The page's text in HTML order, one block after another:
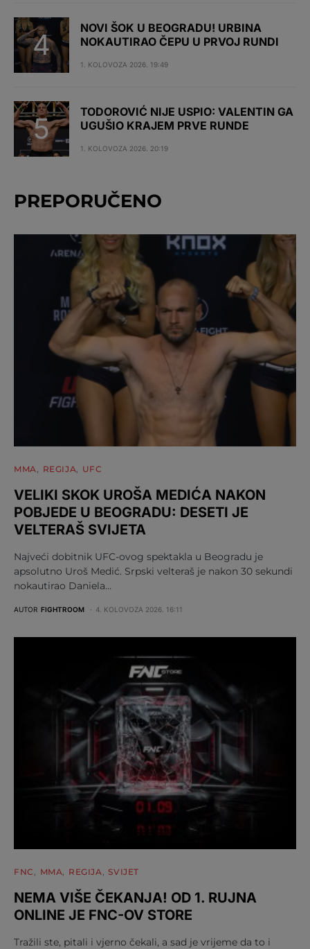
NOVI ŠOK U BEOGRADU! URBINA
NOKAUTIRAO ČEPU U PRVOJ RUNDI
1. KOLOVOZA 2026. 19:49
TODOROVIĆ NIJE USPIO: VALENTIN GA
UGUŠIO KRAJEM PRVE RUNDE
1. KOLOVOZA 2026. 20:19
PREPORUČENO
MMA REGIJA UFC
VELIKI SKOK UROŠA MEDIĆA NAKON
POBJEDE U BEOGRADU: DESETI JE
VELTERAŠ SVIJETA
Najveći dobitnik UFC-ovog spektakla u Beogradu je
apsolutno Uroš Medić. Srpski velteraš je nakon 30 sekundi
nokautirao Daniela…
AUTOR FIGHTROOM 4. KOLOVOZA 2026. 16:11
FNC MMA REGIJA SVIJET
NEMA VIŠE ČEKANJA! OD 1. RUJNA
ONLINE JE FNC-OV STORE
Tražili ste, pitali i vjerno čekali, a sad je vrijeme da to i